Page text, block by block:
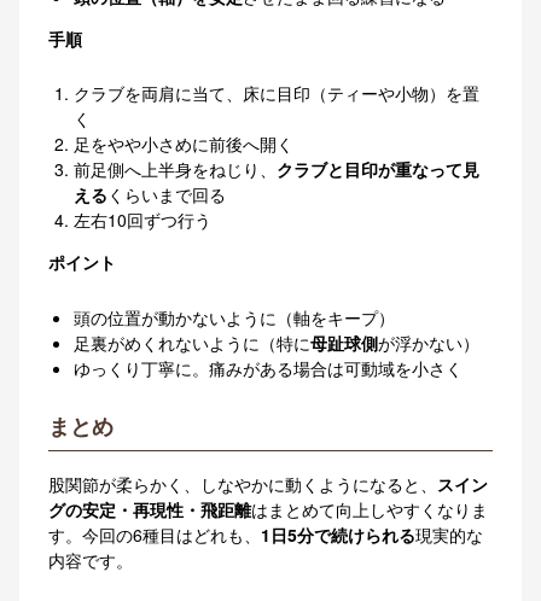
手順
クラブを両肩に当て、床に目印（ティーや小物）を置
く
足をやや小さめに前後へ開く
前足側へ上半身をねじり、 クラブと目印が重なって見
える くらいまで回る
左右10回ずつ行う
ポイント
頭の位置が動かないように（軸をキープ）
足裏がめくれないように（特に母趾球側が浮かない）
ゆっくり丁寧に。痛みがある場合は可動域を小さく
まとめ
股関節が柔らかく、しなやかに動くようになると、 スイン
グの安定・再現性・飛距離はまとめて向上しやすくなりま
す。今回の6種目はどれも、 1日5分で続けられる現実的な
内容です。